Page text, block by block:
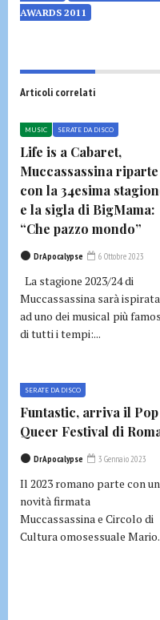
AWARDS 2011
Articoli correlati
MUSIC SERATE DA DISCO
Life is a Cabaret,
Muccassassina riparte
con la 34esima
e la sigla di BigMama:
“Che pazzo mondo”
DrApocalypse 6 Ottobre 2023
La stagione 2023/24 di
Muccassassina sarà ispirata
ad uno dei musical più
di tutti i tempi:...
SERATE DA DISCO
Funtastic, arriva il Pop
Queer Festival di
DrApocalypse 3 Gennaio 2023
Il 2023 romano parte con
novità firmata
Muccassassina e Circolo di
Cultura omosessuale